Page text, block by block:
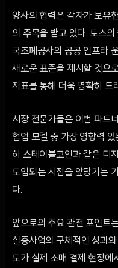
양사의 협력은 각자가 보유
의 주목을 받고 있다. 토스
국조폐공사의 공공 인프라
새로운 표준을 제시할 것으
지표를 통해 더욱 명확히 드
시장 전문가들은 이번 파트
협업 모델 중 가장 영향력
히 스테이블코인과 같은 디
도입되는 시점을 앞당기는
다.
앞으로의 주요 관전 포인트
실증사업의 구체적인 성과
도가 실제 소매 결제 현장에